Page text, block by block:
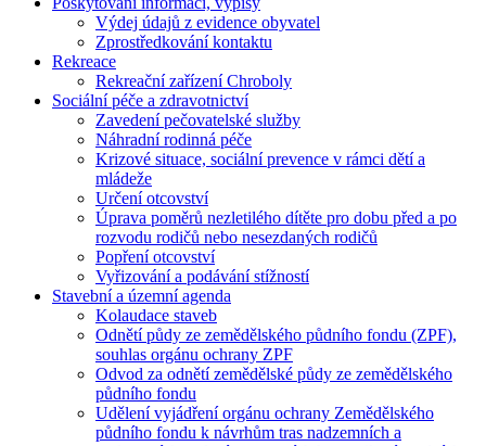
Výdej údajů z evidence obyvatel
Zprostředkování kontaktu
Rekreace
Rekreační zařízení Chroboly
Sociální péče a zdravotnictví
Zavedení pečovatelské služby
Náhradní rodinná péče
Krizové situace, sociální prevence v rámci dětí a
mládeže
Určení otcovství
Úprava poměrů nezletilého dítěte pro dobu před a po
rozvodu rodičů nebo nesezdaných rodičů
Popření otcovství
Vyřizování a podávání stížností
Stavební a územní agenda
Kolaudace staveb
Odnětí půdy ze zemědělského půdního fondu (ZPF),
souhlas orgánu ochrany ZPF
Odvod za odnětí zemědělské půdy ze zemědělského
půdního fondu
Udělení vyjádření orgánu ochrany Zemědělského
půdního fondu k návrhům tras nadzemních a